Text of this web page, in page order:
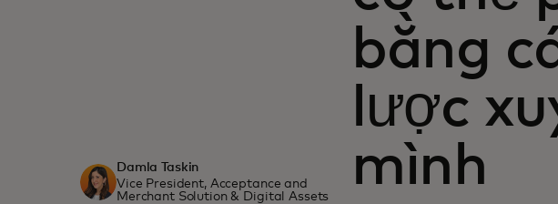
Damla Taskin
Vice President, Acceptance and
Merchant Solution & Digital Assets
bằng
lược
mình